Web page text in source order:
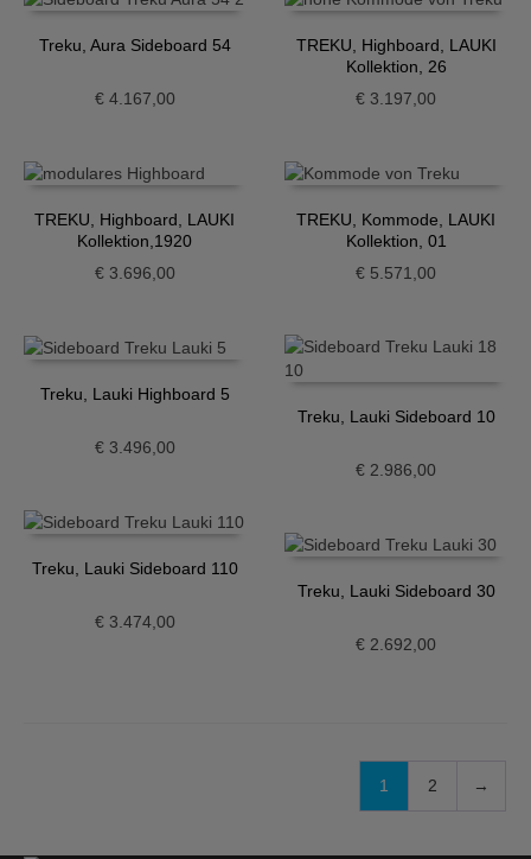
Treku, Aura Sideboard 54
€4.167,00
TREKU, Highboard, LAUKI
Kollektion, 26
€ 3.197,00
TREKU, Highboard, LAUKI
Kollektion,1920
€3.696,00
TREKU, Kommode, LAUKI
Kollektion, 01
€ 5.571,00
Treku, Lauki Highboard 5
€3.496,00
Treku, Lauki Sideboard 10
€ 2.986,00
Treku, Lauki Sideboard 110
€3.474,00
Treku, Lauki Sideboard 30
€ 2.692,00
1 2 →